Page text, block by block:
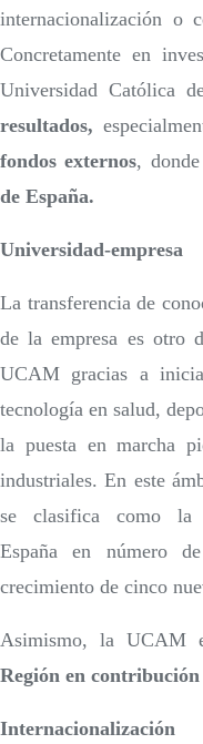
internacionalización o
Concretamente en
Universidad Católica
resultados,
fondos externos,
de España.
Universidad-empresa
La transferencia de
de la empresa es otro
UCAM gracias a
tecnología en salud,
la puesta en marcha
industriales. En este
se clasifica como la
España en número
crecimiento de cinco
Asimismo, la UCAM
Región en
Internacionalización